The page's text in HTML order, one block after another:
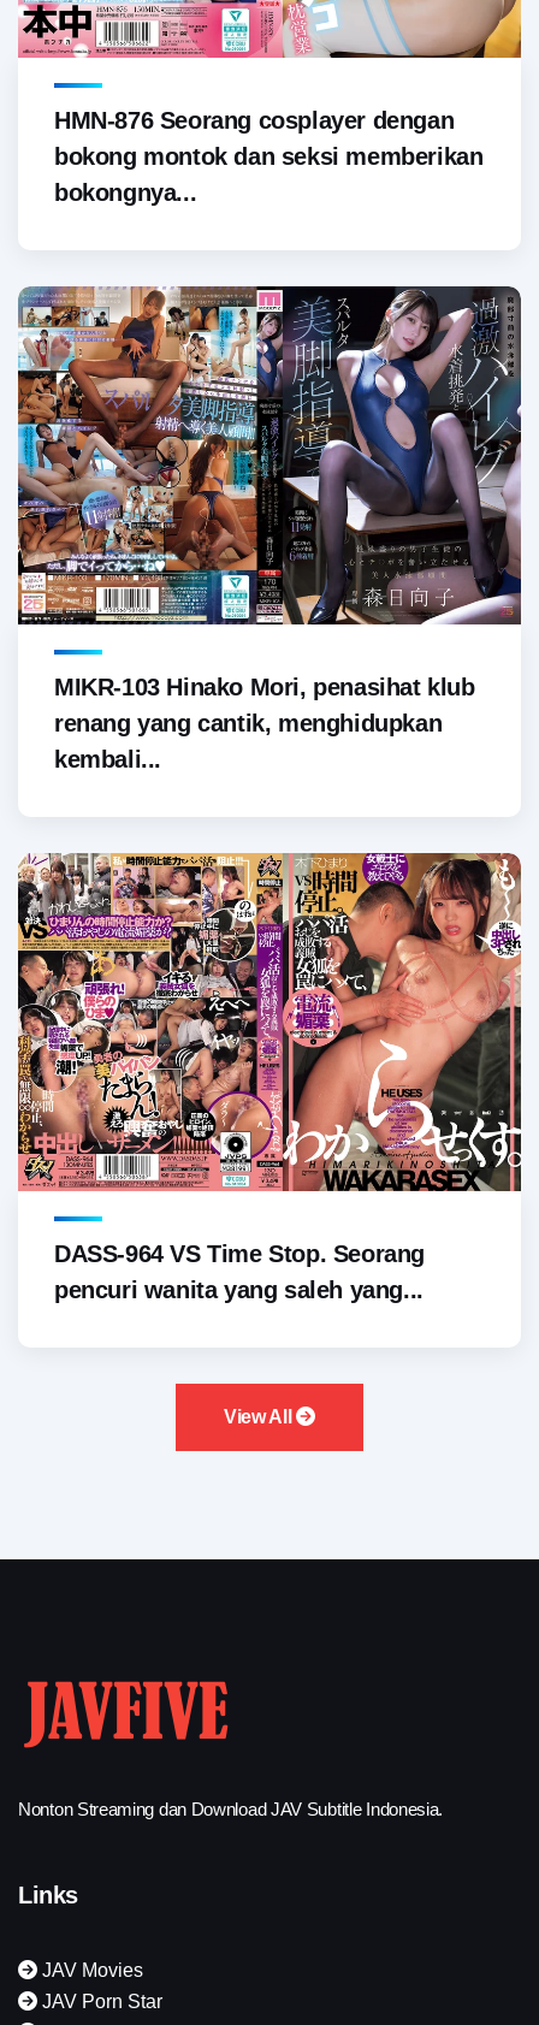
HMN-876 Seorang cosplayer dengan
bokong montok dan seksi memberikan
bokongnya...
MIKR-103 Hinako Mori, penasihat klub
renang yang cantik, menghidupkan
kembali...
DASS-964 VS Time Stop. Seorang
pencuri wanita yang saleh yang...
View All
Nonton Streaming dan Download JAV Subtitle Indonesia.
Links
JAV Movies
JAV Porn Star